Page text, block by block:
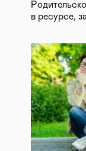
в ресурсе,